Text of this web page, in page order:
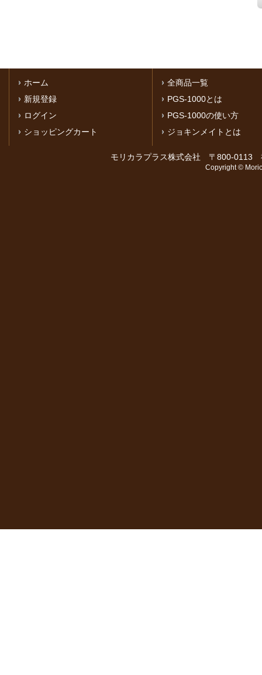
ホーム
新規登録
ログイン
ショッピングカート
全商品一覧
PGS-1000とは
PGS-1000の使い方
ジョキンメイトとは
モリカラプラス株式会社 〒800-0113
Copyright ©